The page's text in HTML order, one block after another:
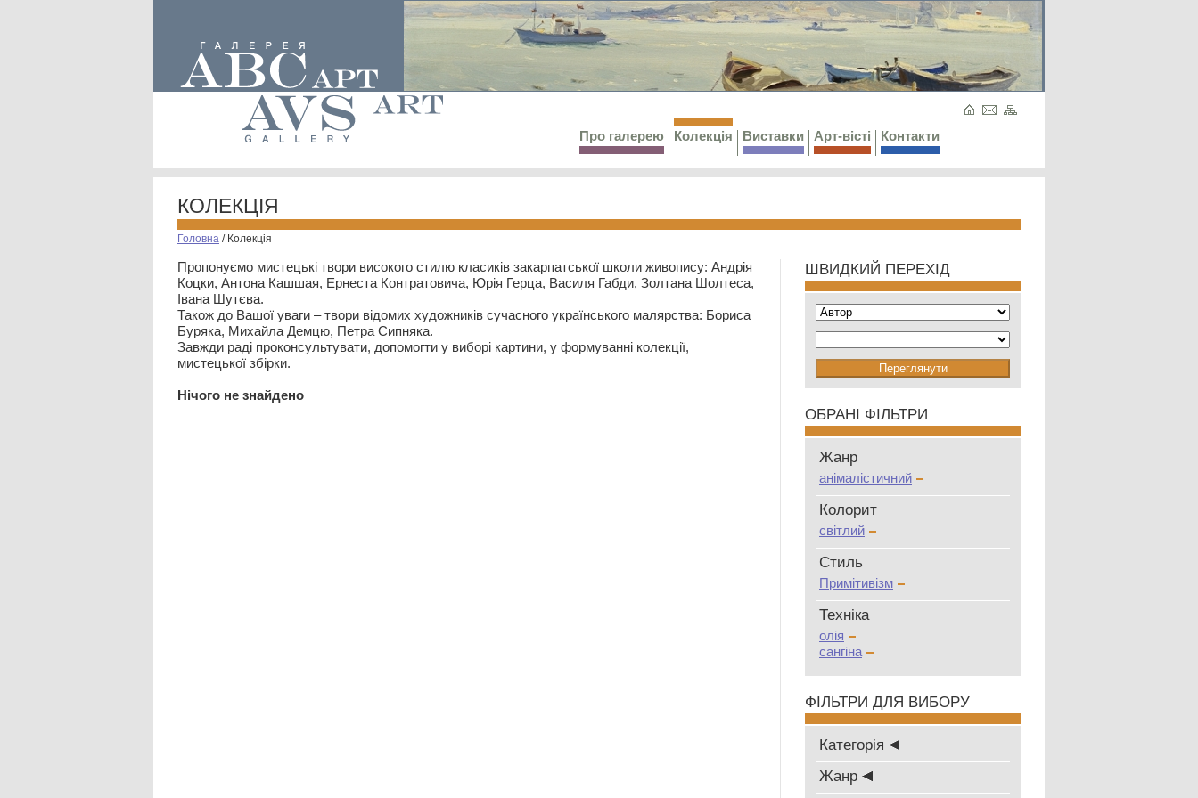
Про галерею Колекція Виставки Арт-вісті Контакти
КОЛЕКЦІЯ
Головна / Колекція
Пропонуємо мистецькі твори високого стилю класиків закарпатської школи живопису: Андрія
Коцки, Антона Кашшая, Ернеста Контратовича, Юрія Герца, Василя Габди, Золтана Шолтеса,
Івана Шутєва.
Також до Вашої уваги – твори відомих художників сучасного українського малярства: Бориса
Буряка, Михайла Демцю, Петра Сипняка.
Завжди раді проконсультувати, допомогти у виборі картини, у формуванні колекції,
мистецької збірки.
Нiчого не знайдено
ШВИДКИЙ ПЕРЕХІД
ОБРАНІ ФІЛЬТРИ
Жанр
анімалістичний
Колорит
світлий
Стиль
Примітивізм
Техніка
олія
сангіна
ФІЛЬТРИ ДЛЯ ВИБОРУ
Категорія
Жанр